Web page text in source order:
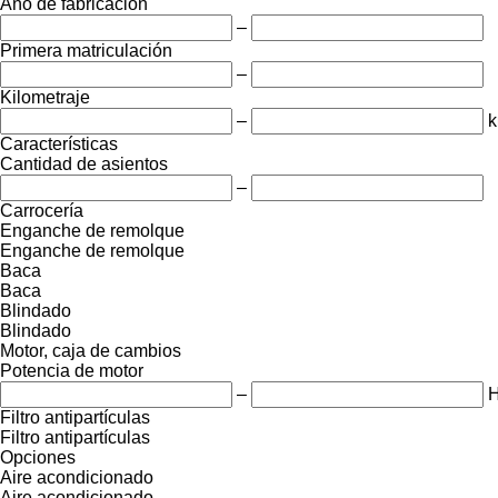
–
Primera matriculación
–
Kilometraje
–
Características
Cantidad de asientos
–
Carrocería
Enganche de remolque
Enganche de remolque
Baca
Baca
Blindado
Blindado
Motor, caja de cambios
Potencia de motor
–
Filtro antipartículas
Filtro antipartículas
Opciones
Aire acondicionado